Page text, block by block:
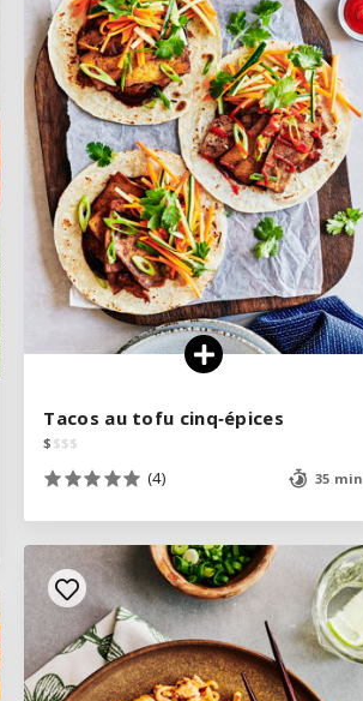
VOIR LA RECETTE
Tacos au tofu cinq‑épices
$ $$$
(4) 35 min
Tacos au tofu cinq‑épices
$ $$$
(4) 35 min